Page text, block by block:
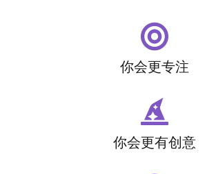
你会更专注
你会更有创意